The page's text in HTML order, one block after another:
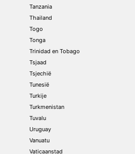
Tanzania
Thailand
Togo
Tonga
Trinidad en Tobago
Tsjaad
Tsjechië
Tunesië
Turkije
Turkmenistan
Tuvalu
Uruguay
Vanuatu
Vaticaanstad